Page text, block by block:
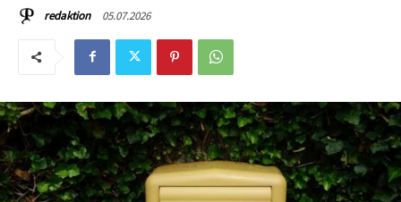
redaktion 05.07.2026